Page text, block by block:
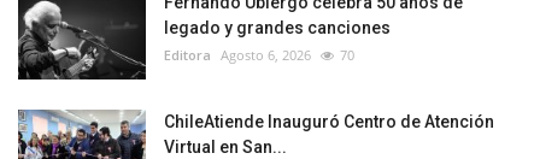
legado y grandes canciones
Editora Agosto 6, 2026 70
ChileAtiende Inauguró Centro de Atención
Virtual en San...